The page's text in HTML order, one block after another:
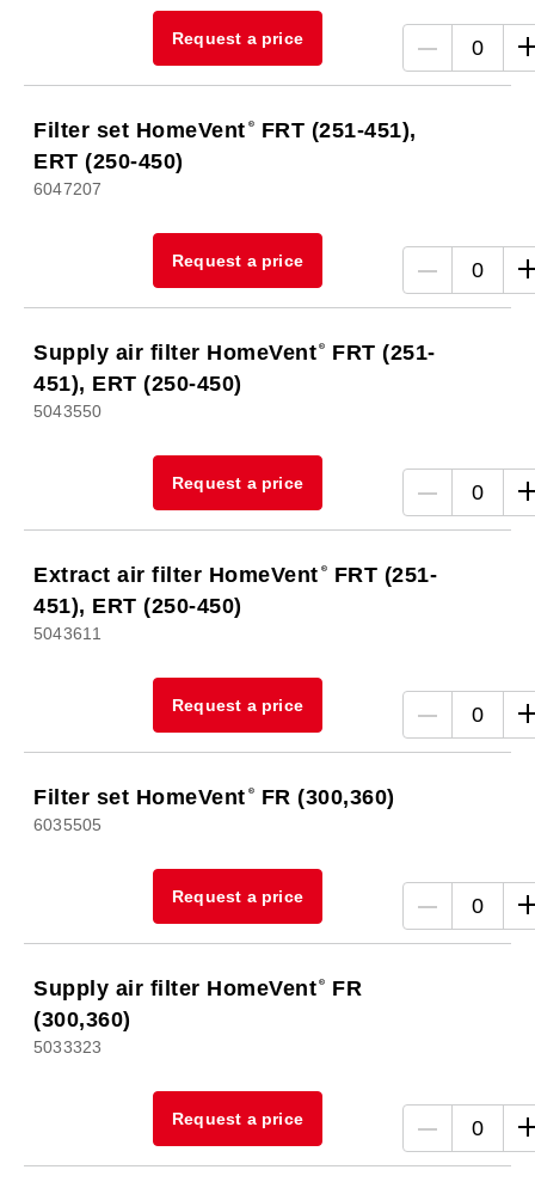
Request a price 0
Filter set HomeVent
FRT (251-451),
ERT (250-450)
6047207
Request a price 0
Supply air filter HomeVent
FRT (251-
451), ERT (250-450)
5043550
Request a price 0
Extract air filter HomeVent
FRT (251-
451), ERT (250-450)
5043611
Request a price 0
Filter set HomeVent FR (300,360)
6035505
Request a price 0
Supply air filter HomeVent
FR
(300,360)
5033323
Request a price 0